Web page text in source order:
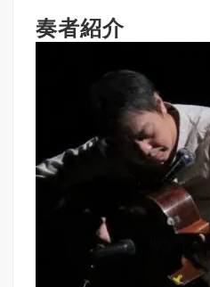
奏者紹介